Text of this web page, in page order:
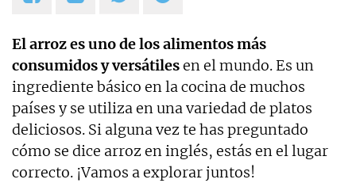
El arroz es uno de los alimentos más
consumidos y versátilesen el mundo. Es un
ingrediente básico en la cocina de muchos
países y se utiliza en una variedad de platos
deliciosos. Si alguna vez te has preguntado
cómo se dice arroz en inglés, estás en el lugar
correcto. ¡Vamos a explorar juntos!